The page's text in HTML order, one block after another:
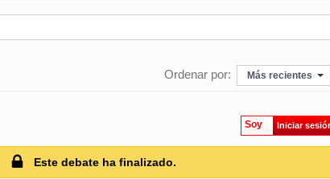
Ordenar por: Más recientes
Soy Iniciar
Este debate ha finalizado.